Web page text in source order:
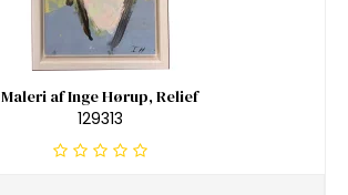
Maleri af Inge Hørup, Relief
129313